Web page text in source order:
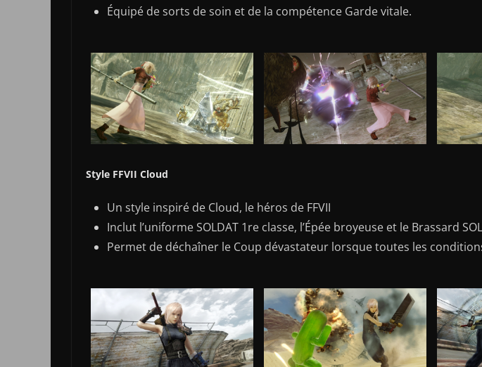
Équipé de sorts de soin et de la compétence Garde vitale.
Style FFVII Cloud
Un style inspiré de Cloud, le héros de FFVII
Inclut l’uniforme SOLDAT 1re classe, l’Épée broyeuse et le Brassard
Permet de déchaîner le Coup dévastateur lorsque toutes les